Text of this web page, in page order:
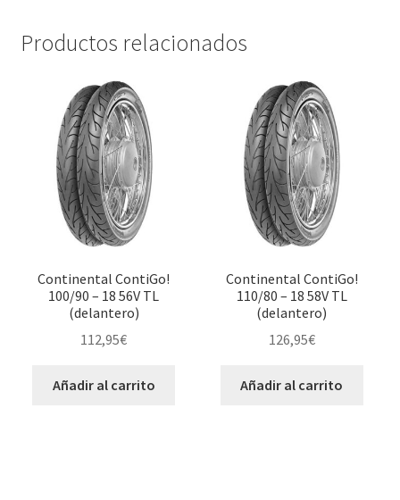
Productos relacionados
Continental ContiGo!
100/90 – 18 56V TL
(delantero)
112,95€
Añadir al carrito
Continental ContiGo!
110/80 – 18 58V TL
(delantero)
126,95€
Añadir al carrito